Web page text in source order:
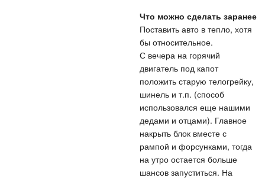
Что можно сделать заранее
Поставить авто в тепло, хотя
бы относительное.
С вечера на горячий
двигатель под капот
положить старую телогрейку,
шинель и т.п. (способ
использовался еще нашими
дедами и отцами). Главное
накрыть блок вместе с
рампой и форсунками, тогда
на утро остается больше
шансов запуститься. На